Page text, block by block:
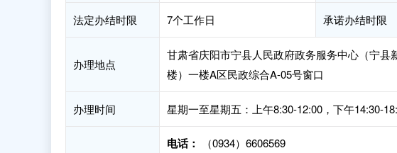
法定办结时限 7个工作日 承诺办结时限
办理地点
甘肃省庆阳市宁县人民政府政务服务中心（宁县
楼）一楼A区民政综合A-05号窗口
办理时间 星期一至星期五：上午8:30-12:00，下午14:30-
电话： （0934）6606569